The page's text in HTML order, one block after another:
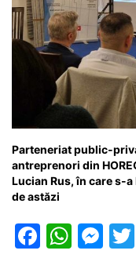
Parteneriat public-
antreprenori din
Lucian Rus, în care s-
de astăzi
F
W M